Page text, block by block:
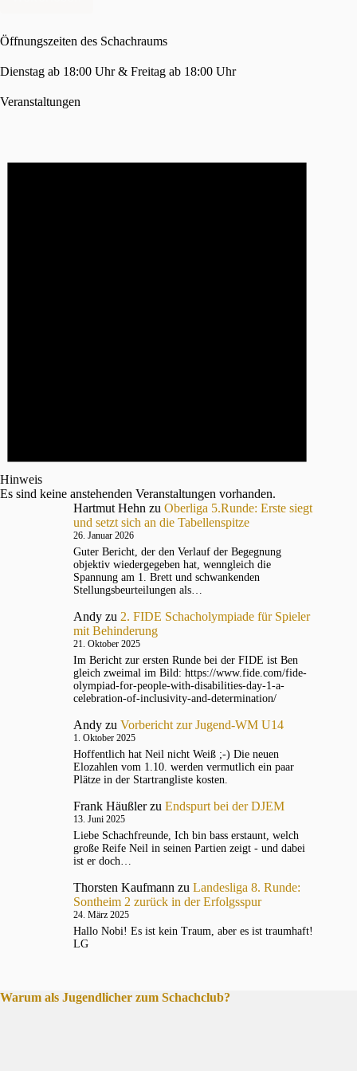
16.12.2021
Öffnungszeiten des Schachraums
Dienstag ab 18:00 Uhr & Freitag ab 18:00 Uhr
Veranstaltungen
Hinweis
Es sind keine anstehenden Veranstaltungen vorhanden.
Hartmut Hehn zu Oberliga 5.Runde: Erste siegt
und setzt sich an die Tabellenspitze
26. Januar 2026
Guter Bericht, der den Verlauf der Begegnung
objektiv wiedergegeben hat, wenngleich die
Spannung am 1. Brett und schwankenden
Stellungsbeurteilungen als…
Andy zu 2. FIDE Schacholympiade für Spieler
mit Behinderung
21. Oktober 2025
Im Bericht zur ersten Runde bei der FIDE ist Ben
gleich zweimal im Bild: https://www.fide.com/fide-
olympiad-for-people-with-disabilities-day-1-a-
celebration-of-inclusivity-and-determination/
Andy zu Vorbericht zur Jugend-WM U14
1. Oktober 2025
Hoffentlich hat Neil nicht Weiß ;-) Die neuen
Elozahlen vom 1.10. werden vermutlich ein paar
Plätze in der Startrangliste kosten.
Frank Häußlerzu Endspurt bei der DJEM
13. Juni 2025
Liebe Schachfreunde, Ich bin bass erstaunt, welch
große Reife Neil in seinen Partien zeigt - und dabei
ist er doch…
Thorsten Kaufmann zu Landesliga 8. Runde:
Sontheim 2 zurück in der Erfolgsspur
24. März 2025
Hallo Nobi! Es ist kein Traum, aber es ist traumhaft!
LG
Warum als Jugendlicher zum Schachclub?